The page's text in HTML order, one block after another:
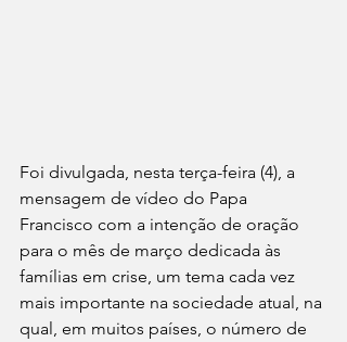
Foi divulgada, nesta terça-feira (4), a
mensagem de vídeo do Papa
Francisco com a intenção de oração
para o mês de março dedicada às
famílias em crise, um tema cada vez
mais importante na sociedade atual, na
qual, em muitos países, o número de